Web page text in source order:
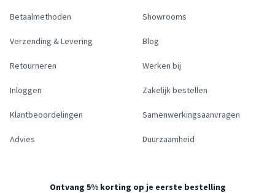
Betaalmethoden
Verzending & Levering
Retourneren
Inloggen
Klantbeoordelingen
Advies
Showrooms
Blog
Werken bij
Zakelijk bestellen
Samenwerkingsaanvragen
Duurzaamheid
Ontvang 5% korting op je eerste bestelling